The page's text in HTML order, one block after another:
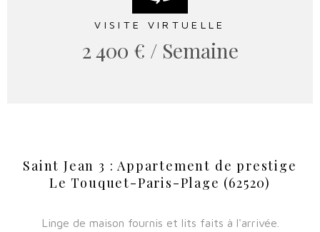
VISITE VIRTUELLE
2 400 € / Semaine
Saint Jean 3 : Appartement de prestige
Le Touquet-Paris-Plage (62520)
Linge de maison fournis et lits faits à l'arrivée.